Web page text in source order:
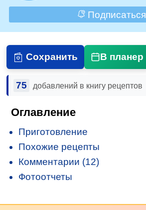
Подписаться
Сохранить В планер
75 добавлений в книгу рецептов
Оглавление
Приготовление
Похожие рецепты
Комментарии (12)
Фотоотчеты